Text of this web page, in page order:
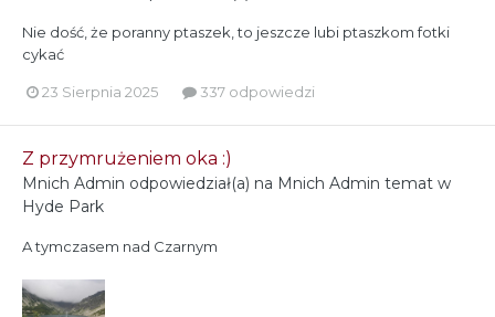
Nie dość, że poranny ptaszek, to jeszcze lubi ptaszkom fotki
cykać
23 Sierpnia 2025 337 odpowiedzi
Z przymrużeniem oka :)
Mnich Admin odpowiedział(a) na Mnich Admin temat w
Hyde Park
A tymczasem nad Czarnym